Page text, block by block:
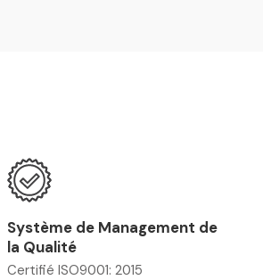
Système de Management de
la Qualité
Certifié ISO9001: 2015